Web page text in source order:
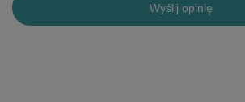
Wyślij opinię